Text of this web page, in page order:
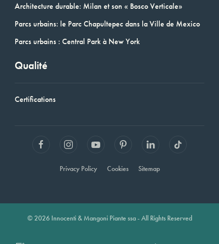
Architecture durable: Milan et son « Bosco Verticale»
Parcs urbains: le Parc Chapultepec dans la Ville de Mexico
Parcs urbains : Central Park à New York
Qualité
Certifications
Privacy Policy Cookies Sitemap
© 2026 Innocenti & Mangoni Piante ssa - All Rights Reserved